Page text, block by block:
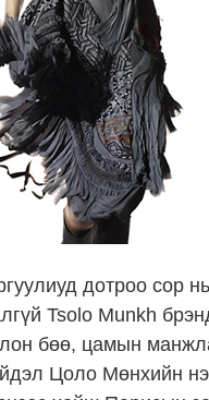
дотроо сор
Tsolo Munkh
бөө, цамын
Цоло Мөнхийн